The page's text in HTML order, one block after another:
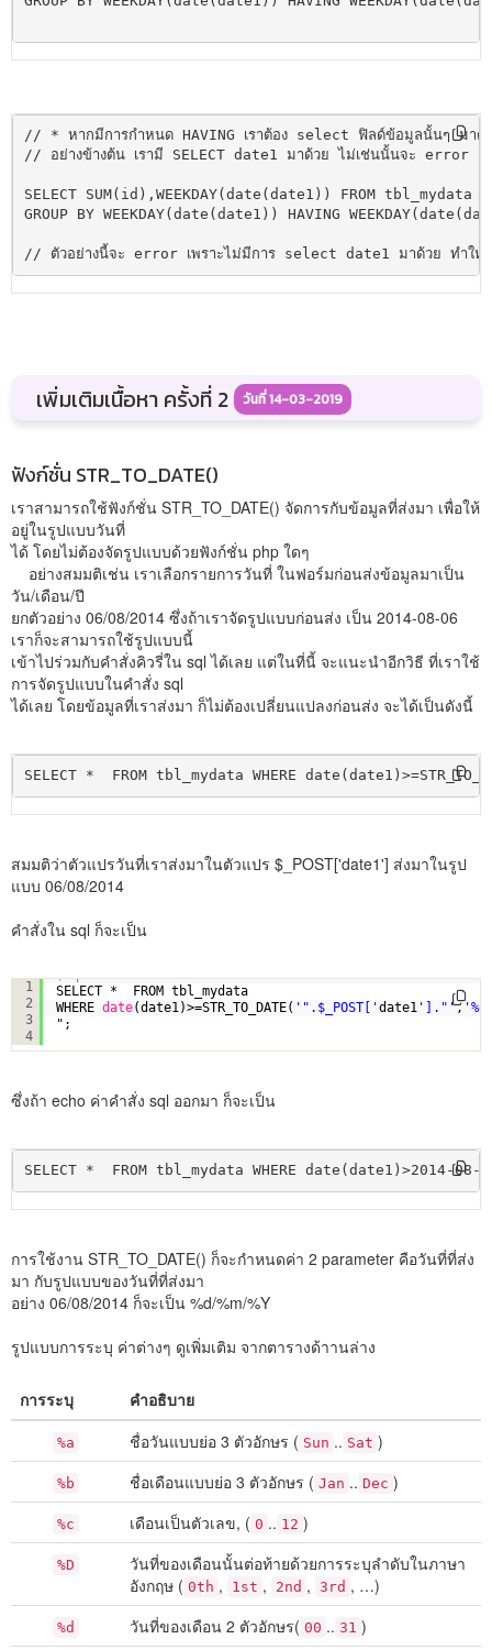
// * หากมีการกำหนด HAVING เราต้อง select ฟิลด์ข้อมูลนั้นๆ มาด้ว
// อย่างข้างต้น เรามี SELECT date1 มาด้วย ไม่เช่นนั้นจะ error เ
SELECT SUM(id),WEEKDAY(date(date1)) FROM tbl_mydata
GROUP BY WEEKDAY(date(date1)) HAVING
// ตัวอย่างนี้จะ error เพราะไม่มีการ select date1 มาด้วย ทำให้ไ
เพิ่มเติมเนื้อหา ครั้งที่ 2 วันที่ 14-03-2019
ฟังก์ชั่น STR_TO_DATE()
เราสามารถใช้ฟังก์ชั่น STR_TO_DATE() จัดการกับข้อมูลที่ส่งมา เพื่อให้
อยู่ในรูปแบบวันที่
ได้ โดยไม่ต้องจัดรูปแบบด้วยฟังก์ชั่น php ใดๆ
อย่างสมมติเช่น เราเลือกรายการวันที่ ในฟอร์มก่อนส่งข้อมูลมาเป็น
วัน/เดือน/ปี
ยกตัวอย่าง 06/08/2014 ซึ่งถ้าเราจัดรูปแบบก่อนส่ง เป็น 2014-08-06
เราก็จะสามารถใช้รูปแบบนี้
เข้าไปร่วมกับคำสั่งคิวรี่ใน sql ได้เลย แต่ในที่นี้ จะแนะนำอีกวิธี ที่เราใช้
การจัดรูปแบบในคำสั่ง sql
ได้เลย โดยข้อมูลที่เราส่งมา ก็ไม่ต้องเปลี่ยนแปลงก่อนส่ง จะได้เป็นดังนี้
SELECT *  FROM tbl_mydata WHERE
สมมติว่าตัวแปรวันที่เราส่งมาในตัวแปร $_POST['date1'] ส่งมาในรูป
แบบ 06/08/2014
คำสั่งใน sql ก็จะเป็น
1
2
3
4
SELECT *  FROM tbl_mydata
WHERE date(date1)>=STR_TO_DATE( '".$_POST['date1 ']."',
";
ซึ่งถ้า echo ค่าคำสั่ง sql ออกมา ก็จะเป็น
SELECT *  FROM tbl_mydata WHERE date(date1)>2014-08-
การใช้งาน STR_TO_DATE() ก็จะกำหนดค่า 2 parameter คือวันที่ที่ส่ง
มา กับรูปแบบของวันที่ที่ส่งมา
อย่าง 06/08/2014 ก็จะเป็น %d/%m/%Y
รูปแบบการระบุ ค่าต่างๆ ดูเพิ่มเติม จากตารางด้าานล่าง
การระบุ คำอธิบาย
%a ชื่อวันแบบย่อ 3 ตัวอักษร ( Sun .. Sat )
%b ชื่อเดือนแบบย่อ 3 ตัวอักษร ( Jan .. Dec )
%c เดือนเป็นตัวเลข, ( 0 .. 12 )
%D
วันที่ของเดือนนั้นต่อท้ายด้วยการระบุลำดับในภาษา
อังกฤษ ( 0th , 1st , 2nd , 3rd , …)
%d วันที่ของเดือน 2 ตัวอักษร( 00 .. 31 )